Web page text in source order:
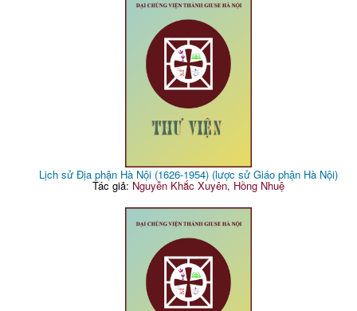
Lịch sử Địa phận Hà Nội (1626-1954) (lược sử Giáo phận Hà Nội)
Tác giả: Nguyễn Khắc Xuyên, Hồng Nhuệ